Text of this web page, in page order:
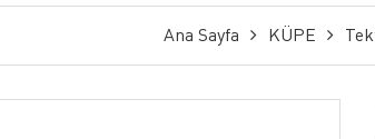
Ana Sayfa KÜPE